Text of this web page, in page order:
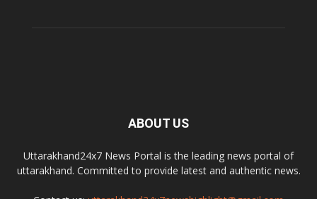
ABOUT US
Uttarakhand24x7 News Portal is the leading news portal of
uttarakhand. Committed to provide latest and authentic news.